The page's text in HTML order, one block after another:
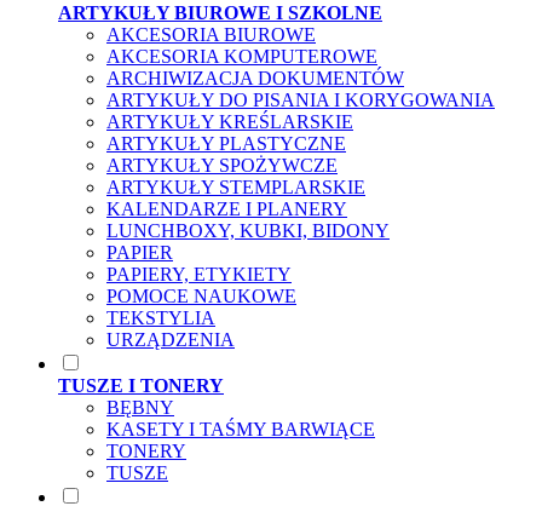
ARTYKUŁY BIUROWE I SZKOLNE
AKCESORIA BIUROWE
AKCESORIA KOMPUTEROWE
ARCHIWIZACJA DOKUMENTÓW
ARTYKUŁY DO PISANIA I KORYGOWANIA
ARTYKUŁY KREŚLARSKIE
ARTYKUŁY PLASTYCZNE
ARTYKUŁY SPOŻYWCZE
ARTYKUŁY STEMPLARSKIE
KALENDARZE I PLANERY
LUNCHBOXY, KUBKI, BIDONY
PAPIER
PAPIERY, ETYKIETY
POMOCE NAUKOWE
TEKSTYLIA
URZĄDZENIA
TUSZE I TONERY
BĘBNY
KASETY I TAŚMY BARWIĄCE
TONERY
TUSZE